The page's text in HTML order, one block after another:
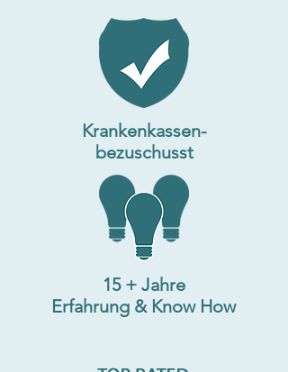
Krankenkassen-
bezuschusst
15 + Jahre
Erfahrung & Know How